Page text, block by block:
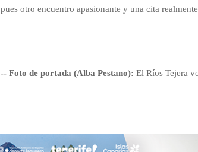
pues otro encuentro apasionante y una cita
-- Foto de portada (Alba Pestano): El Ríos Tejera